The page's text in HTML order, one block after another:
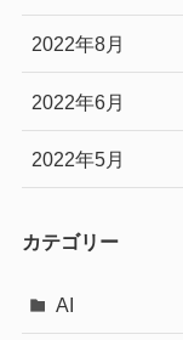
2022年8月
2022年6月
2022年5月
カテゴリー
AI